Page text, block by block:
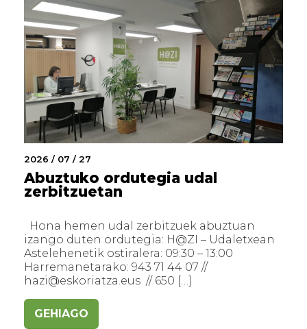
2026 / 07 / 27
Abuztuko ordutegia udal
zerbitzuetan
Hona hemen udal zerbitzuek abuztuan
izango duten ordutegia: H@ZI – Udaletxean
Astelehenetik ostiralera: 09:30 – 13:00
Harremanetarako: 943 71 44 07 //
hazi@eskoriatza.eus // 650 […]
GEHIAGO